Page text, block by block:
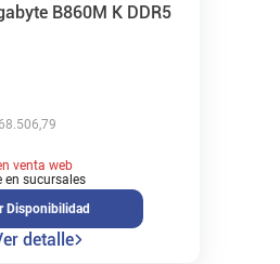
B860M K DDR5
venta web
en sucursales
Disponibilidad
detalle